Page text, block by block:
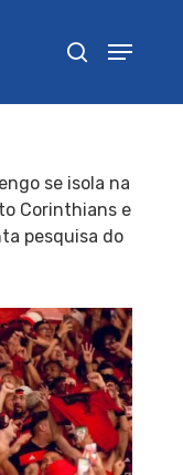
se isola na
Corinthians e
pesquisa do